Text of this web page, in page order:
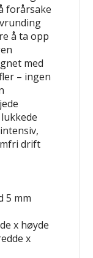
forårsake
å ta opp
med
– ingen
drift
5 mm
x høyde
x